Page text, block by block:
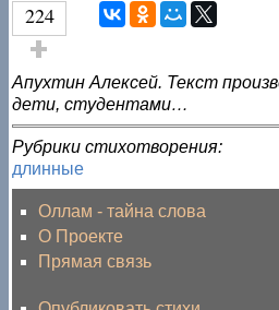
224
Голос за!
Апухтин Алексей. Текст
дети, студентами…
Рубрики стихотворения:
длинные
Оллам - тайна слова
О Проекте
Прямая связь